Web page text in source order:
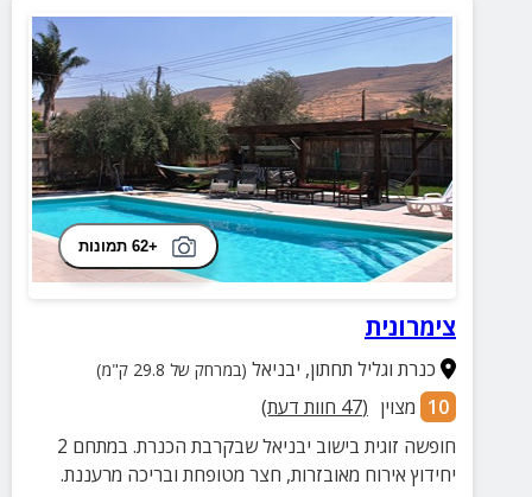
+62 תמונות
צימרונית
כנרת וגליל תחתון, יבניאל (במרחק של 29.8 ק"מ)
10 מצוין (
47 חוות דעת)
חופשה זוגית בישוב יבניאל שבקרבת הכנרת. במתחם 2
יחידוץ אירוח מאובזרות, חצר מטופחת ובריכה מרעננת.